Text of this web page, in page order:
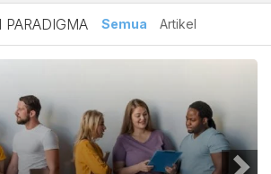
PARADIGMA Semua Artikel